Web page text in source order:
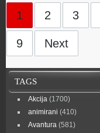
1 2 3
9 Next
TAGS
Akcija (1700)
animirani (410)
Avantura (581)